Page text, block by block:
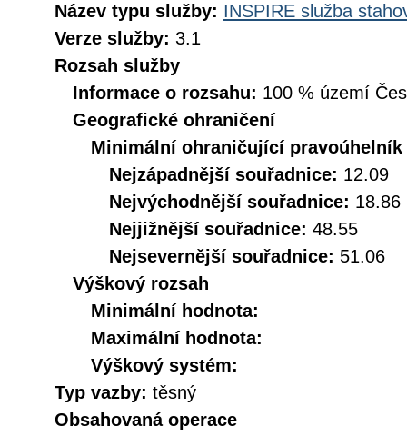
Název typu služby: INSPIRE služba
Verze služby: 3.1
Rozsah služby
Informace o rozsahu: 100 % území
Geografické ohraničení
Minimální ohraničující pravoúhelník
Nejzápadnější souřadnice: 12.09
Nejvýchodnější souřadnice: 18.86
Nejjižnější souřadnice: 48.55
Nejsevernější souřadnice: 51.06
Výškový rozsah
Minimální hodnota:
Maximální hodnota:
Výškový systém:
Typ vazby: těsný
Obsahovaná operace